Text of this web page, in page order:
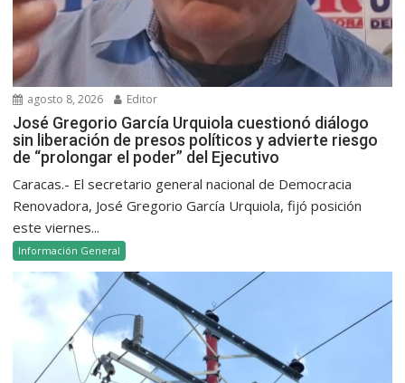
agosto 8, 2026 Editor
José Gregorio García Urquiola cuestionó diálogo
sin liberación de presos políticos y advierte riesgo
de “prolongar el poder” del Ejecutivo
Caracas.- El secretario general nacional de Democracia
Renovadora, José Gregorio García Urquiola, fijó posición
este viernes...
Información General